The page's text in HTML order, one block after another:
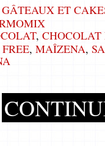
GÂTEAUX ET
, CHOCOLAT
, MAÎZENA,